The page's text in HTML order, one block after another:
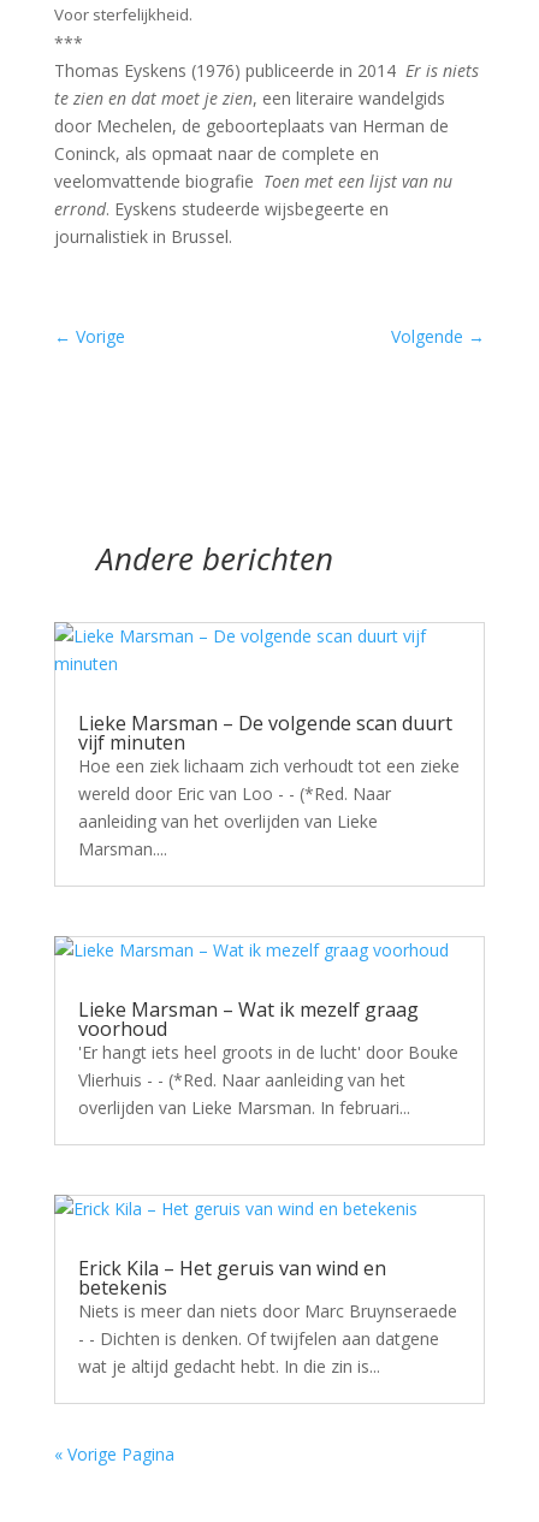
Voor sterfelijkheid.
***
Thomas Eyskens (1976) publiceerde in 2014 Er is niets
te zien en dat moet je zien, een literaire wandelgids
door Mechelen, de geboorteplaats van Herman de
Coninck, als opmaat naar de complete en
veelomvattende biografie Toen met een lijst van nu
errond. Eyskens studeerde wijsbegeerte en
journalistiek in Brussel.
← Vorige Volgende →
Andere berichten
Lieke Marsman – De volgende scan duurt
vijf minuten
Hoe een ziek lichaam zich verhoudt tot een zieke
wereld door Eric van Loo - - (*Red. Naar
aanleiding van het overlijden van Lieke
Marsman....
Lieke Marsman – Wat ik mezelf graag
voorhoud
'Er hangt iets heel groots in de lucht' door Bouke
Vlierhuis - - (*Red. Naar aanleiding van het
overlijden van Lieke Marsman. In februari...
Erick Kila – Het geruis van wind en
betekenis
Niets is meer dan niets door Marc Bruynseraede
- - Dichten is denken. Of twijfelen aan datgene
wat je altijd gedacht hebt. In die zin is...
« Vorige Pagina